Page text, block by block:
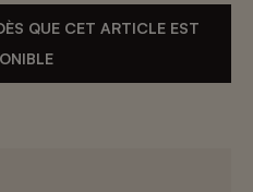
QUE CET ARTICLE EST